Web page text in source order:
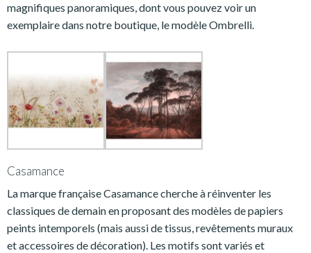
magnifiques panoramiques, dont vous pouvez voir un
exemplaire dans notre boutique, le modèle Ombrelli.
Casamance
La marque française Casamance cherche à réinventer les
classiques de demain en proposant des modèles de papiers
peints intemporels (mais aussi de tissus, revêtements muraux
et accessoires de décoration). Les motifs sont variés et